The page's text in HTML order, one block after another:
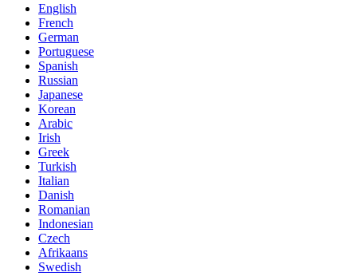
English
French
German
Portuguese
Spanish
Russian
Japanese
Korean
Arabic
Irish
Greek
Turkish
Italian
Danish
Romanian
Indonesian
Czech
Afrikaans
Swedish